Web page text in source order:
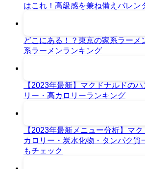
はこれ！高級感を兼ね備えバレン
どこにある！？東京の家系ラーメ
系ラーメンランキング
【2023年最新】マクドナルドの
リー・高カロリーランキング
【2023年最新メニュー分析】マ
カロリー・炭水化物・タンパク質
もチェック